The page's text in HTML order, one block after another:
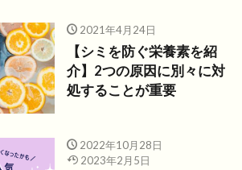
2021年4月24日
【シミを防ぐ栄養素を紹
介】2つの原因に別々に対
処することが重要
2022年10月28日
2023年2月5日